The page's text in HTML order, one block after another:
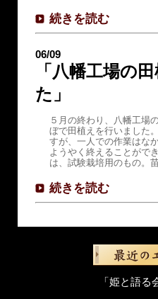
続きを読む
06/09
「八幡工場の
た」
５月の終わり、八幡工場
ぼで田植えを行いました
すが、一人での作業はな
ようやく終えることがで
は、試験栽培用のもの。
続きを読む
「姫と語る